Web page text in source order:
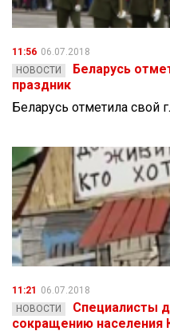
11:56 06.07.2018
НОВОСТИ
Беларусь
праздник
Беларусь отметила свой
11:21
06.07.2018
НОВОСТИ
Специалисты
сокращению населения